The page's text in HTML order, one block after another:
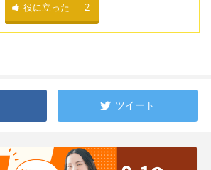
役に立った 2
ツイート